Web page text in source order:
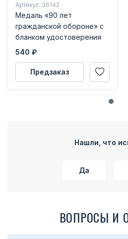
Артикул: 36142
Медаль «90 лет
гражданской обороне» с
бланком удостоверения
540 ₽
Предзаказ
Нашли, что
Да
ВОПРОСЫ И